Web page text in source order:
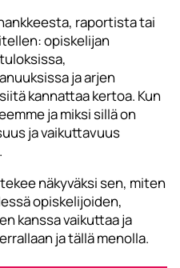
raportista tai
opiskelijan
ja arjen
kannattaa kertoa. Kun
ja miksi sillä on
ja vaikuttavuus
näkyväksi sen, miten
opiskelijoiden,
kanssa vaikuttaa ja
ja tällä menolla.